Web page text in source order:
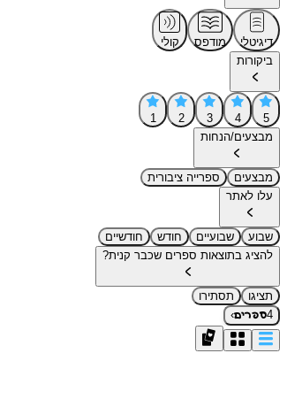
דיגיטלי מודפס
קולי
ביקורות
5
4
3
2
1
מבצעים/הנחות
מבצעים
ספרייה ציבורית
עלו לאתר
שבוע שבועיים חודש
חודשיים
להציג בתוצאות ספרים שכבר קנית?
תציגו
תסתירו
4ספרים›